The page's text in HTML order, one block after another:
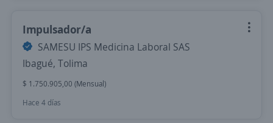
Impulsador/a
SAMESU IPS Medicina Laboral SAS
Ibagué, Tolima
$ 1.750.905,00 (Mensual)
Hace 4 días